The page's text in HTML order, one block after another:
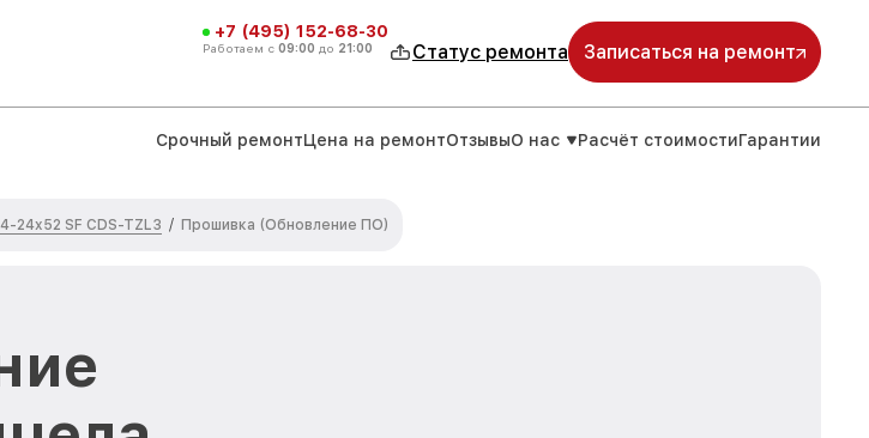
+7 (495) 152-68-30
Работаем с 09:00 до 21:00 Статус ремонта Записаться на ремонт
Срочный ремонтЦена на ремонтОтзывыО нас Расчёт стоимостиГарантии
24x52 SF CDS-TZL3 / Прошивка (Обновление ПО)